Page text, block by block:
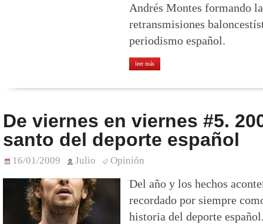
Andrés Montes formando
retransmisiones
periodismo español.
leer más
De viernes en viernes #5.
santo del deporte español
16/01/2009 Julio Opinión
Del año y los hechos
recordado por siempre
historia del deporte